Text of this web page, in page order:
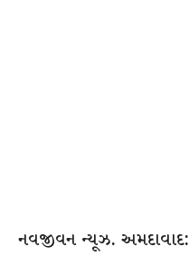
નવજીવન ન્યૂઝ. અમદાવાદ: